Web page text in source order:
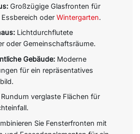
Großzügige Glasfronten für
oder Wintergarten.
Lichtdurchflutete
oder Gemeinschaftsräume.
Gebäude:Moderne
für ein repräsentatives
verglaste Flächen für
Sie Fensterfronten mit